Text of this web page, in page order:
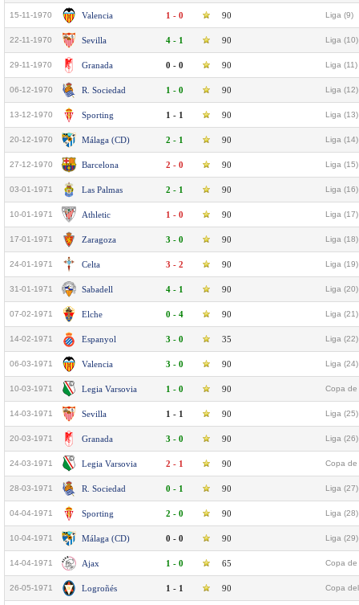
15-11-1970 Valencia 1 - 0 90 Liga (9)
22-11-1970 Sevilla 4 - 1 90 Liga (10)
29-11-1970 Granada 0 - 0 90 Liga (11)
06-12-1970 R. Sociedad 1 - 0 90 Liga (12)
13-12-1970 Sporting 1 - 1 90 Liga (13)
20-12-1970 Málaga (CD) 2 - 1 90 Liga (14)
27-12-1970 Barcelona 2 - 0 90 Liga (15)
03-01-1971 Las Palmas 2 - 1 90 Liga (16)
10-01-1971 Athletic 1 - 0 90 Liga (17)
17-01-1971 Zaragoza 3 - 0 90 Liga (18)
24-01-1971 Celta 3 - 2 90 Liga (19)
31-01-1971 Sabadell 4 - 1 90 Liga (20)
07-02-1971 Elche 0 - 4 90 Liga (21)
14-02-1971 Espanyol 3 - 0 35 Liga (22)
06-03-1971 Valencia 3 - 0 90 Liga (24)
10-03-1971 Legia Varsovia 1 - 0 90 Copa de
14-03-1971 Sevilla 1 - 1 90 Liga (25)
20-03-1971 Granada 3 - 0 90 Liga (26)
24-03-1971 Legia Varsovia 2 - 1 90 Copa de
28-03-1971 R. Sociedad 0 - 1 90 Liga (27)
04-04-1971 Sporting 2 - 0 90 Liga (28)
10-04-1971 Málaga (CD) 0 - 0 90 Liga (29)
14-04-1971 Ajax 1 - 0 65 Copa de
26-05-1971 Logroñés 1 - 1 90 Copa